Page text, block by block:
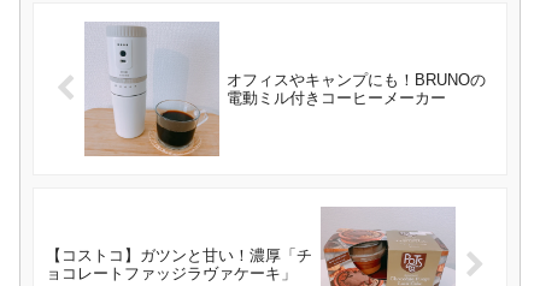
オフィスやキャンプにも！BRUNOの
電動ミル付きコーヒーメーカー
【コストコ】ガツンと甘い！濃厚「チ
ョコレートファッジラヴァケーキ」